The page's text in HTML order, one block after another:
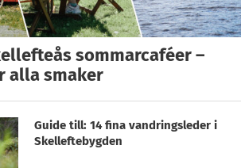
sommarcaféer –
alla smaker
Guide till: 14 fina vandringsleder i
Skelleftebygden